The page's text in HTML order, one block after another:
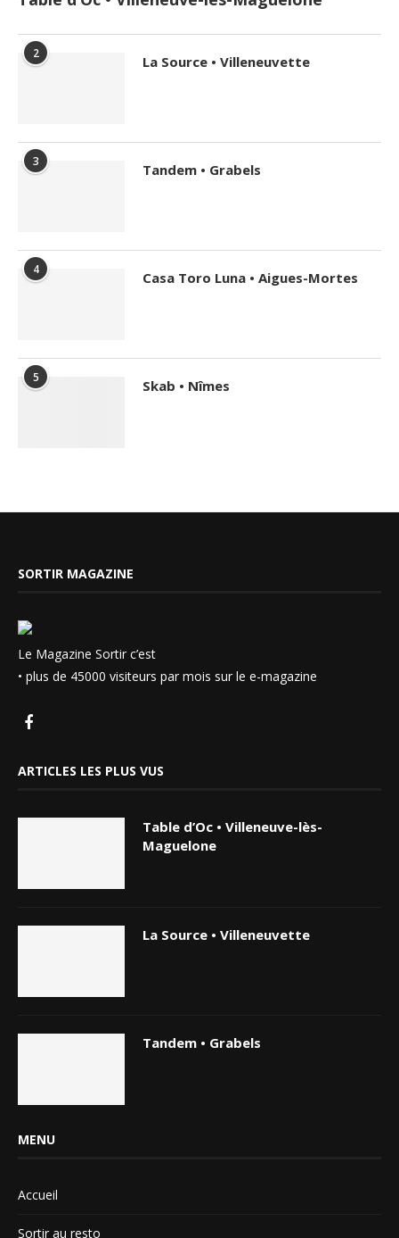
2 La Source • Villeneuvette
3 Tandem • Grabels
4 Casa Toro Luna • Aigues-Mortes
5 Skab • Nîmes
SORTIR MAGAZINE
Le Magazine Sortir c’est
• plus de 45000 visiteurs par mois sur le e-magazine
ARTICLES LES PLUS VUS
Table d’Oc • Villeneuve-lès-
Maguelone
La Source • Villeneuvette
Tandem • Grabels
MENU
Accueil
Sortir au resto